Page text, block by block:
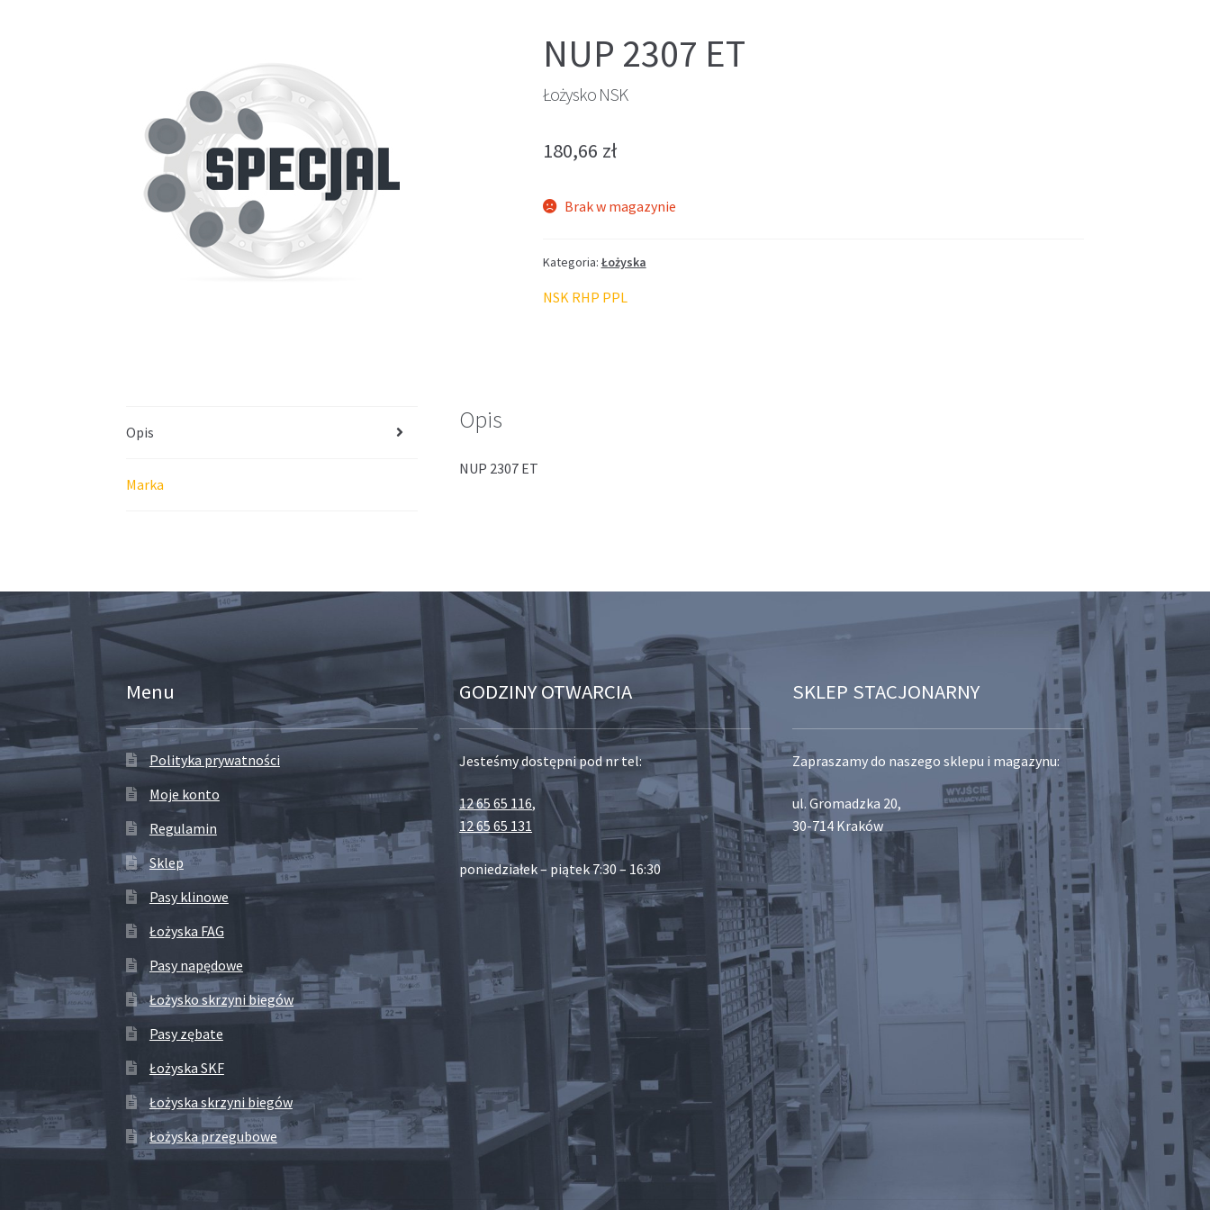
NUP 2307 ET
Łożysko NSK
180,66 zł
Brak w magazynie
Kategoria: Łożyska
NSK RHP PPL
Opis
Marka
Opis
NUP 2307 ET
Menu
Polityka prywatności
Moje konto
Regulamin
Sklep
Pasy klinowe
Łożyska FAG
Pasy napędowe
Łożysko skrzyni biegów
Pasy zębate
Łożyska SKF
Łożyska skrzyni biegów
Łożyska przegubowe
GODZINY OTWARCIA
Jesteśmy dostępni pod nr tel:
12 65 65 116,
12 65 65 131
poniedziałek – piątek 7:30 – 16:30
SKLEP STACJONARNY
Zapraszamy do naszego sklepu i magazynu:
ul. Gromadzka 20,
30-714 Kraków